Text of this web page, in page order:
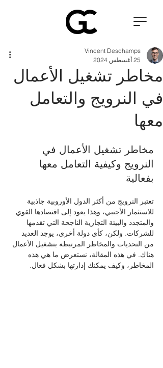
مخاطر تشغيل الأعمال
في النرويج والتعامل
معها
Vincent Deschamps
25 أغسطس 2024
مخاطر تشغيل الأعمال في
النرويج وكيفية التعامل معها
بفعالية
تعتبر النرويج من أكثر الدول الأوروبية جاذبية
للاستثمار الأجنبي، وهذا يعود إلى اقتصادها القوي
والمتجدد والبيئة التجارية الناجحة التي تقدمها
للشركات. ولكن، كأي دولة أخرى، يوجد العديد
من التحديات والمخاطر المرتبطة بتشغيل الأعمال
هناك. في هذه المقالة، نستعرض ما هي هذه
المخاطر، وكيف يمكنك إدارتها بشكل فعال.